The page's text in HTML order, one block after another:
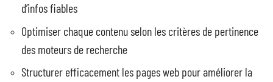
d’infos fiables
Optimiser chaque contenu selon les critères de pertinence
des moteurs de recherche
Structurer efficacement les pages web pour améliorer la